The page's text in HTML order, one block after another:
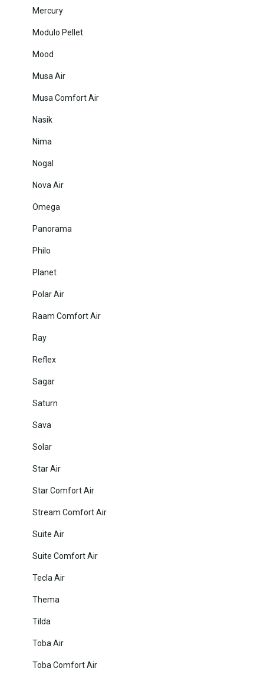
Mercury
Modulo Pellet
Mood
Musa Air
Musa Comfort Air
Nasik
Nima
Nogal
Nova Air
Omega
Panorama
Philo
Planet
Polar Air
Raam Comfort Air
Ray
Reflex
Sagar
Saturn
Sava
Solar
Star Air
Star Comfort Air
Stream Comfort Air
Suite Air
Suite Comfort Air
Tecla Air
Thema
Tilda
Toba Air
Toba Comfort Air